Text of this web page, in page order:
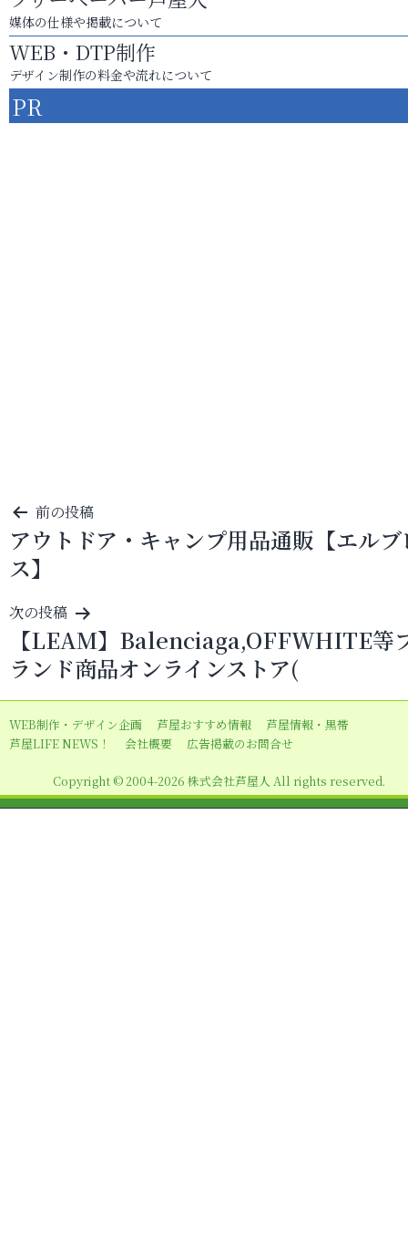
媒体の仕様や掲載について
WEB・DTP制作
デザイン制作の料金や流れについて
PR
投
稿
ナ
ビ
ゲ
ー
シ
ョ
ン
前の投稿
アウトドア・キャンプ用品通販【エルブ
ス】
次の投稿
【LEAM】Balenciaga,OFFWHITE等
ランド商品オンラインストア(
WEB制作・デザイン企画 芦屋おすすめ情報
芦屋情報・黒帯
芦屋LIFE NEWS！
会社概要 広告掲載のお問合せ
Copyright © 2004-2026 株式会社芦屋人 All rights reserved.